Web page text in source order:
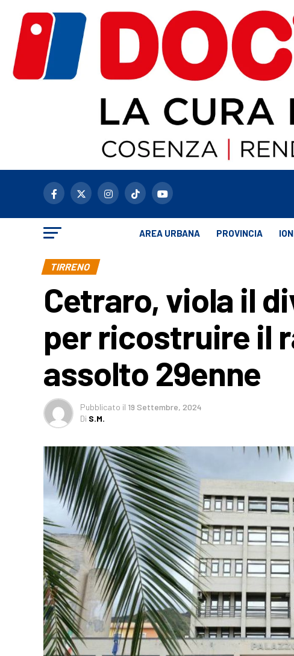
AREA URBANA PROVINCIA
TIRRENO
Cetraro, viola il
per ricostruire il
assolto 29enne
Pubblicato il 19 Settembre, 2024
Di S.M.